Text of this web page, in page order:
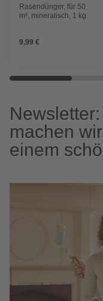
Rasendünger, für 50
m², mineralisch, 1 kg
9,99 €
machen
einem